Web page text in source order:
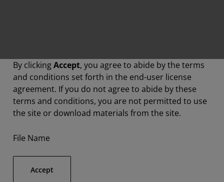
By clickingAccept, you agree to abide by the terms
and conditions set forth in the end-user license
agreement. If you do not agree to abide by these
terms and conditions, you are not permitted to use
the site or download materials from the site.
File Name
Accept